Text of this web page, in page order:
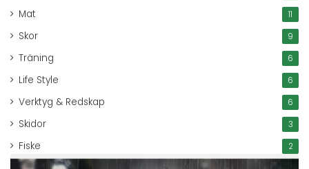
Mat 11
Skor 9
Träning 6
Life Style 6
Verktyg & Redskap 6
Skidor 3
Fiske 2